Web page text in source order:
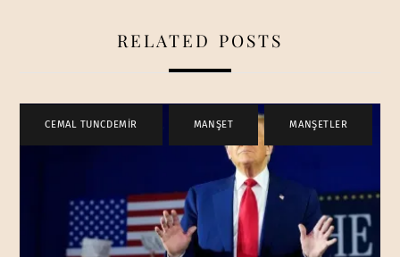
RELATED POSTS
CEMAL TUNCDEMİR MANŞET , MANŞETLER